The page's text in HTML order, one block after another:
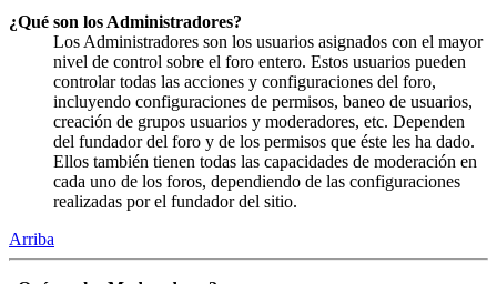
¿Qué son los Administradores?
Los Administradores son los usuarios asignados con el mayor
nivel de control sobre el foro entero. Estos usuarios pueden
controlar todas las acciones y configuraciones del foro,
incluyendo configuraciones de permisos, baneo de usuarios,
creación de grupos usuarios y moderadores, etc. Dependen
del fundador del foro y de los permisos que éste les ha dado.
Ellos también tienen todas las capacidades de moderación en
cada uno de los foros, dependiendo de las configuraciones
realizadas por el fundador del sitio.
Arriba